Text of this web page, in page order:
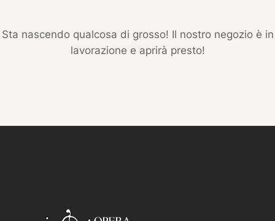
Sta nascendo qualcosa di grosso! Il nostro negozio è in
lavorazione e aprirà presto!